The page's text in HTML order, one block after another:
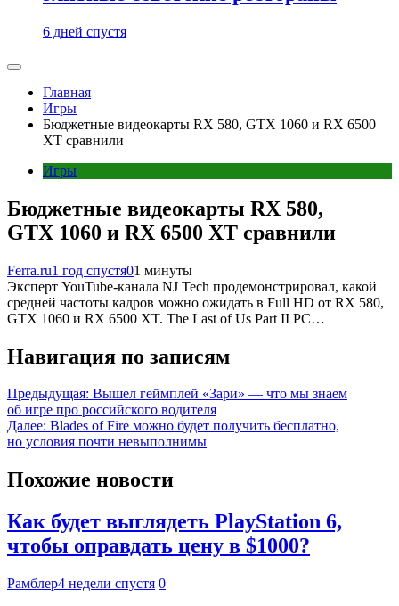
6 дней спустя
Главная
Игры
Бюджетные видеокарты RX 580, GTX 1060 и RX 6500
XT сравнили
Игры
Бюджетные видеокарты RX 580,
GTX 1060 и RX 6500 XT сравнили
Ferra.ru1 год спустя01 минуты
Эксперт YouTube-канала NJ Tech продемонстрировал, какой
средней частоты кадров можно ожидать в Full HD от RX 580,
GTX 1060 и RX 6500 XT. The Last of Us Part II PC…
Навигация по записям
Предыдущая: Вышел геймплей «Зари» — что мы знаем
об игре про российского водителя
Далее: Blades of Fire можно будет получить бесплатно,
но условия почти невыполнимы
Похожие новости
Как будет выглядеть PlayStation 6,
чтобы оправдать цену в $1000?
Рамблер4 недели спустя 0